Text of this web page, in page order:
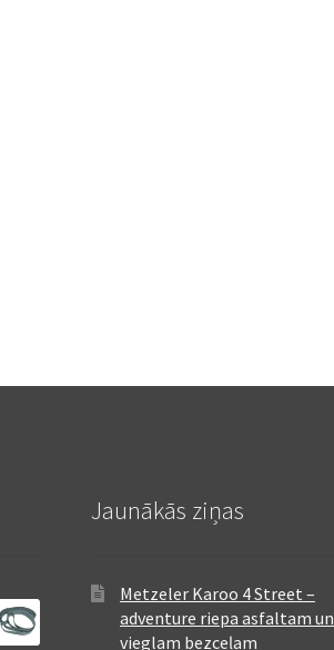
Jaunākās ziņas
Metzeler Karoo 4 Street –
adventure riepa asfaltam un
vieglam bezceļam